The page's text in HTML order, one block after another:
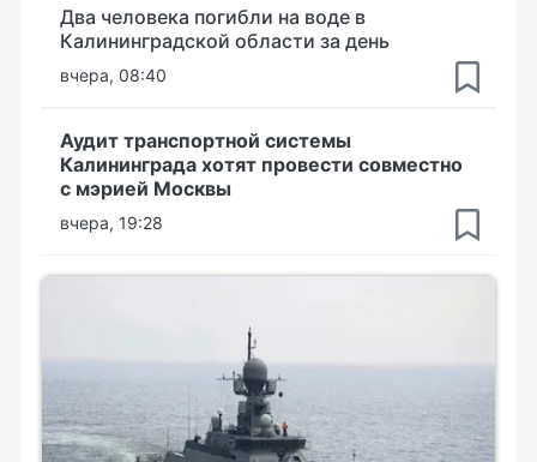
Два человека погибли на воде в
Калининградской области за день
вчера, 08:40
Аудит транспортной системы
Калининграда хотят провести совместно
с мэрией Москвы
вчера, 19:28